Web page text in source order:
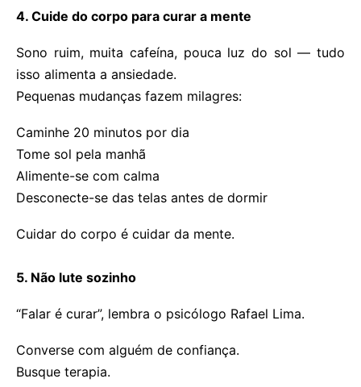
4. Cuide do corpo para curar a mente
Sono ruim, muita cafeína, pouca luz do sol — tudo
isso alimenta a ansiedade.
Pequenas mudanças fazem milagres:
Caminhe 20 minutos por dia
Tome sol pela manhã
Alimente-se com calma
Desconecte-se das telas antes de dormir
Cuidar do corpo é cuidar da mente.
5. Não lute sozinho
“Falar é curar”, lembra o psicólogo Rafael Lima.
Converse com alguém de confiança.
Busque terapia.